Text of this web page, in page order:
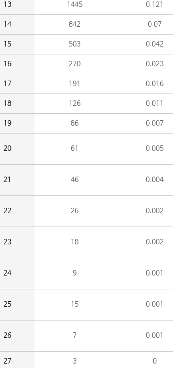
13 1445 0.121
14 842 0.07
15 503 0.042
16 270 0.023
17 191 0.016
18 126 0.011
19 86 0.007
20 61 0.005
21 46 0.004
22 26 0.002
23 18 0.002
24 9 0.001
25 15 0.001
26 7 0.001
27 3 0